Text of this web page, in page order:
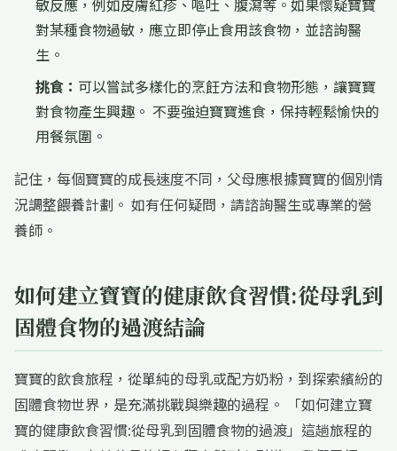
敏反應，例如皮膚紅疹、嘔吐、腹瀉等。如果懷疑寶寶
對某種食物過敏，應立即停止食用該食物，並諮詢醫
生。
挑食： 可以嘗試多樣化的烹飪方法和食物形態，讓寶寶
對食物產生興趣。 不要強迫寶寶進食，保持輕鬆愉快的
用餐氛圍。
記住，每個寶寶的成長速度不同，父母應根據寶寶的個別情
況調整餵養計劃。 如有任何疑問，請諮詢醫生或專業的營
養師。
如何建立寶寶的健康飲食習慣:從母乳到
固體食物的過渡結論
寶寶的飲食旅程，從單純的母乳或配方奶粉，到探索繽紛的
固體食物世界，是充滿挑戰與樂趣的過程。 「如何建立寶
寶的健康飲食習慣:從母乳到固體食物的過渡」這趟旅程的